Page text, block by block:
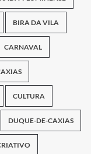
BIRA DA VILA
CARNAVAL
CULTURA
DUQUE-DE-CAXIAS